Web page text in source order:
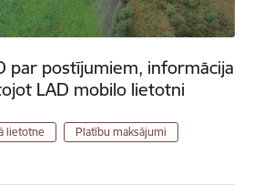
par postījumiem, informācija
LAD mobilo lietotni
lietotne
Platību maksājumi